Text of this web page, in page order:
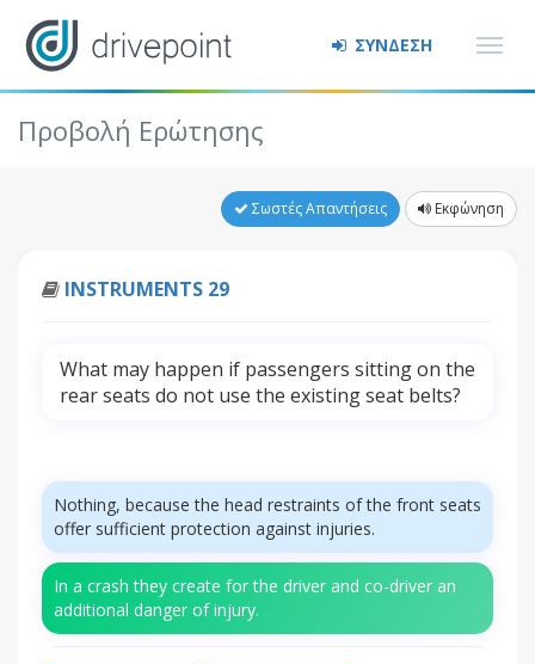
ΣΥΝΔΕΣΗ
Προβολή Ερώτησης
Σωστές Απαντήσεις Εκφώνηση
INSTRUMENTS 29
What may happen if passengers sitting on the
rear seats do not use the existing seat belts?
Nothing, because the head restraints of the front seats
offer sufficient protection against injuries.
In a crash they create for the driver and co-driver an
additional danger of injury.